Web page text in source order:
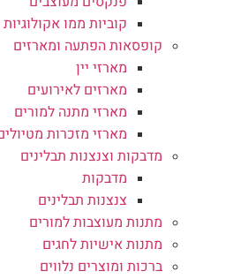
קוביות ממו אקולוגיות
קופסאות הפתעה ומארזים
מארזי יין
מארזים לאירועים
מארזי מתנה למורים
מארזי מזכרות מטיולים
מדבקות וצנצנות תבלינים
מדבקות
צנצנות תבלינים
מתנות מעוצבות למורים
מתנות אישיות לחגים
ברכות ומוצרים נלווים